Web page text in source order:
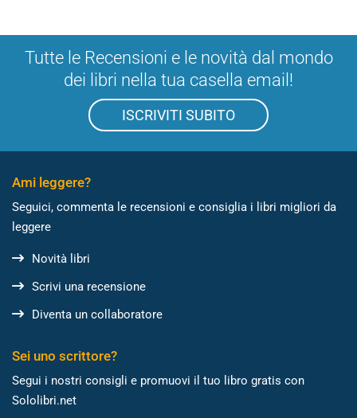
Tutte le Recensioni e le novità dal mondo
dei libri nella tua casella email!
ISCRIVITI SUBITO
Ami leggere?
Seguici, commenta le recensioni e consiglia i libri migliori da
leggere
Novità libri
Scrivi una recensione
Diventa un collaboratore
Sei uno scrittore?
Segui i nostri consigli e promuovi il tuo libro gratis con
Sololibri.net